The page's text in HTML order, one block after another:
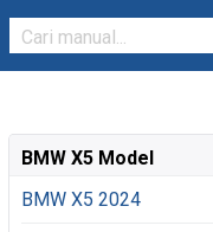
BMW X5 Model
BMW X5 2024